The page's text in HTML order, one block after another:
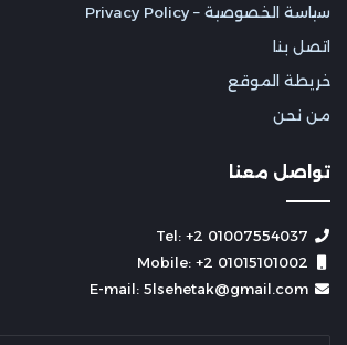
سياسة الخصوصية – Privacy Policy
اتصل بنا
خريطة الموقع
من نحن
تواصل معنا